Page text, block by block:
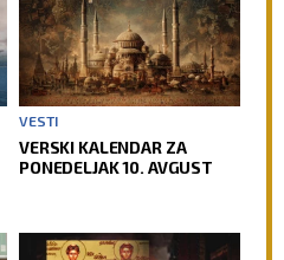
VESTI
VERSKI KALENDAR ZA
PONEDELJAK 10. AVGUST